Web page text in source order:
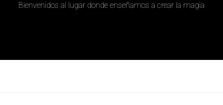
Bienvenidos al lugar donde enseñamos a crear la magia